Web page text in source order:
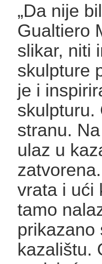
„Da nije
Gualtiero
slikar, niti
skulpture
je i
skulpturu.
stranu.
ulaz u
vrata i ući
tamo
prikazano
kazalištu.